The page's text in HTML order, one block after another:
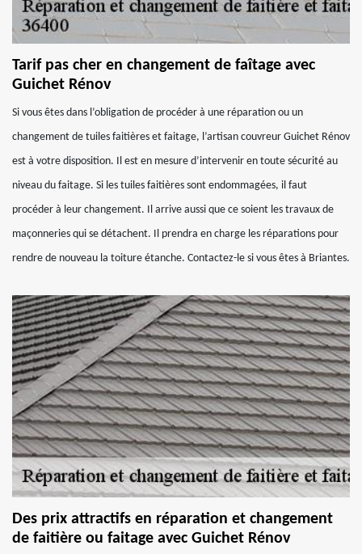
Tarif pas cher en changement de faîtage avec
Guichet Rénov
Si vous êtes dans l’obligation de procéder à une réparation ou un
changement de tuiles faitières et faitage, l’artisan couvreur Guichet Rénov
est à votre disposition. Il est en mesure d’intervenir en toute sécurité au
niveau du faitage. Si les tuiles faitières sont endommagées, il faut
procéder à leur changement. Il arrive aussi que ce soient les travaux de
maçonneries qui se détachent. Il prendra en charge les réparations pour
rendre de nouveau la toiture étanche. Contactez-le si vous êtes à Briantes.
Des prix attractifs en réparation et changement
de faitière ou faitage avec Guichet Rénov